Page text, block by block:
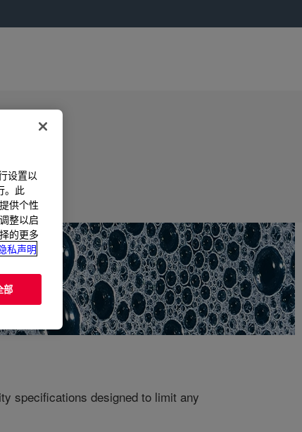
specifications designed to limit any
设置以
。此
供个性
整以启
的更多
私声明
部